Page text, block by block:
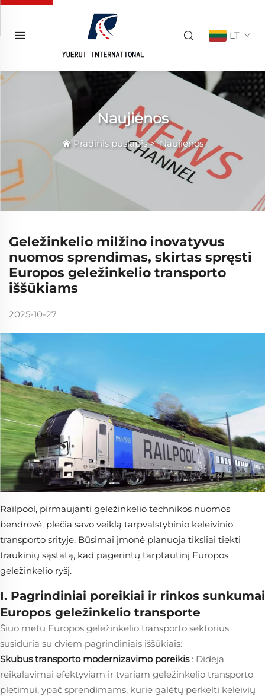
LT
Naujienos
Pradinis puslapis>Naujienos
Geležinkelio milžino inovatyvus
nuomos sprendimas, skirtas spręsti
Europos geležinkelio transporto
iššūkiams
2025-10-27
Railpool, pirmaujanti geležinkelio technikos nuomos
bendrovė, plečia savo veiklą tarpvalstybinio keleivinio
transporto srityje. Būsimai įmonė planuoja tiksliai tiekti
traukinių sąstatą, kad pagerintų tarptautinį Europos
geležinkelio ryšį.
I. Pagrindiniai poreikiai ir rinkos sunkumai
Europos geležinkelio transporte
Šiuo metu Europos geležinkelio transporto sektorius
susiduria su dviem pagrindiniais iššūkiais:
Skubus transporto modernizavimo poreikis : Didėja
reikalavimai efektyviam ir tvariam geležinkelio transporto
plėtimui, ypač sprendimams, kurie galėtų perkelti keleivių